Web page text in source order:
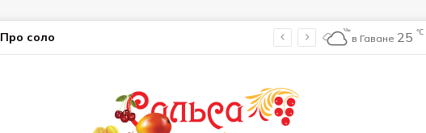
Про соло в Гаване 25 ℃